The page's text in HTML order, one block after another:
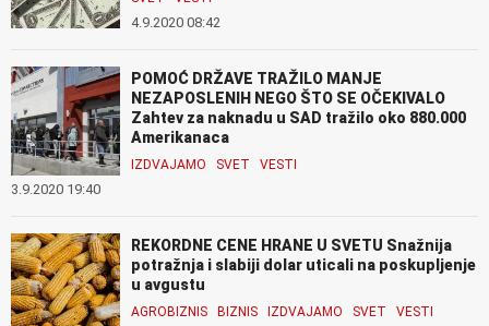
4.9.2020 08:42
POMOĆ DRŽAVE TRAŽILO MANJE
NEZAPOSLENIH NEGO ŠTO SE OČEKIVALO
Zahtev za naknadu u SAD tražilo oko 880.000
Amerikanaca
IZDVAJAMO SVET VESTI
3.9.2020 19:40
REKORDNE CENE HRANE U SVETU Snažnija
potražnja i slabiji dolar uticali na poskupljenje
u avgustu
AGROBIZNIS BIZNIS IZDVAJAMO SVET VESTI